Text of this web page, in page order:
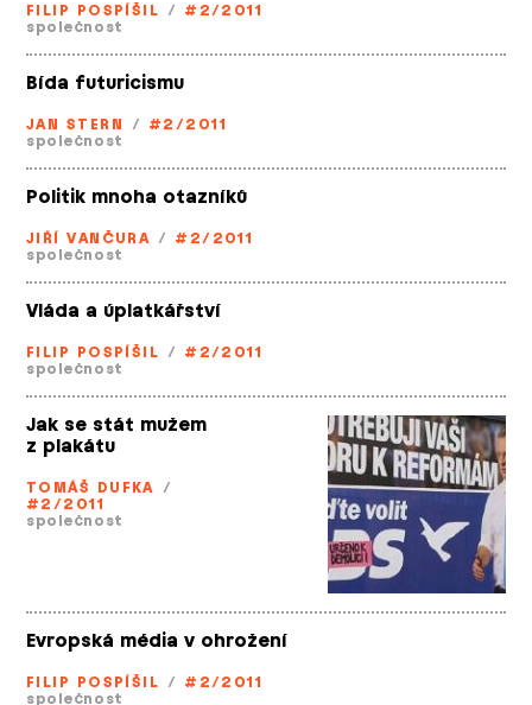
FILIP POSPÍŠIL / #2/2011
společnost
Bída futuricismu
JAN STERN / #2/2011
společnost
Politik mnoha otazníků
JIŘÍ VANČURA / #2/2011
společnost
Vláda a úplatkářství
FILIP POSPÍŠIL / #2/2011
společnost
Jak se stát mužem
z plakátu
TOMÁŠ DUFKA /
#2/2011
společnost
Evropská média v ohrožení
FILIP POSPÍŠIL / #2/2011
společnost